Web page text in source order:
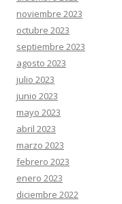
noviembre 2023
octubre 2023
septiembre 2023
agosto 2023
julio 2023
junio 2023
mayo 2023
abril 2023
marzo 2023
febrero 2023
enero 2023
diciembre 2022